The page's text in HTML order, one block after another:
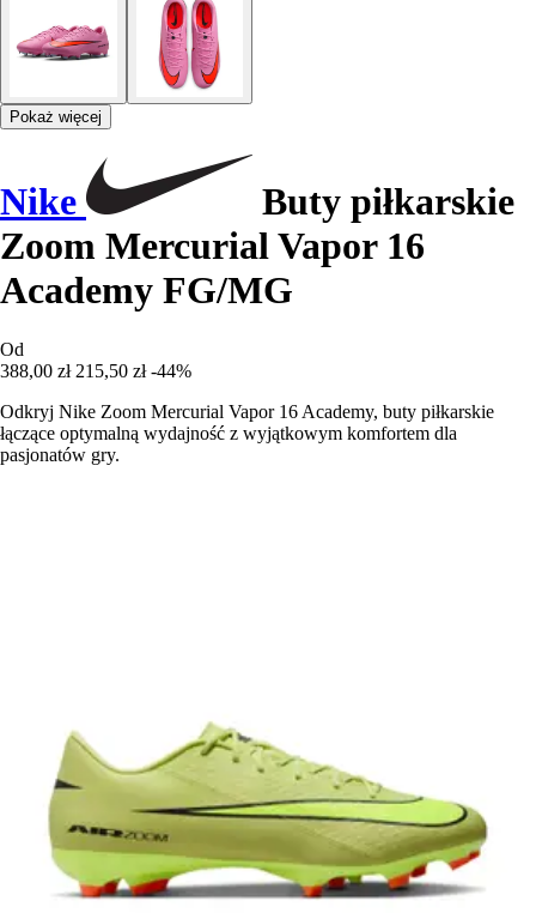
Pokaż więcej
Nike
Buty piłkarskie
Zoom Mercurial Vapor 16
Academy FG/MG
Od
388,00 zł 215,50 zł -44%
Odkryj Nike Zoom Mercurial Vapor 16 Academy, buty piłkarskie
łączące optymalną wydajność z wyjątkowym komfortem dla
pasjonatów gry.